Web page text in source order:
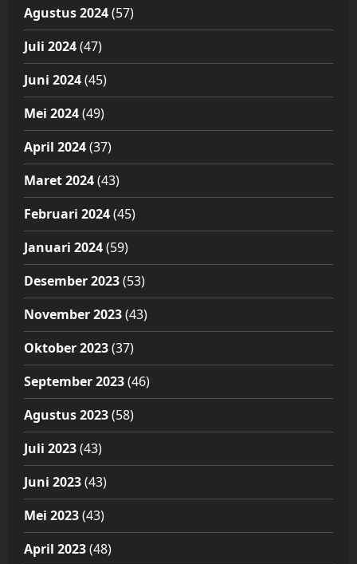
Agustus 2024(57)
Juli 2024(47)
Juni 2024(45)
Mei 2024(49)
April 2024(37)
Maret 2024(43)
Februari 2024(45)
Januari 2024(59)
Desember 2023(53)
November 2023(43)
Oktober 2023(37)
September 2023(46)
Agustus 2023(58)
Juli 2023(43)
Juni 2023(43)
Mei 2023(43)
April 2023(48)